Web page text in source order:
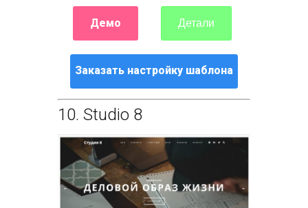
Демо Детали
Заказать настройку шаблона
10. Studio 8